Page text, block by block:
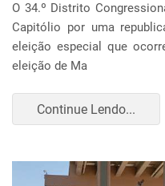
O 34.º Distrito
Capitólio por uma
eleição especial que
eleição de Ma
Continue Lendo...